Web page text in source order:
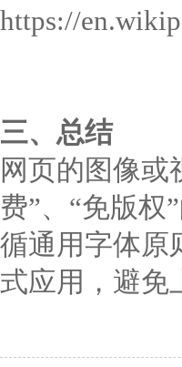
https://
三、总结
网页的图像或
费”、“免版权
循通用字体原
式应用，避